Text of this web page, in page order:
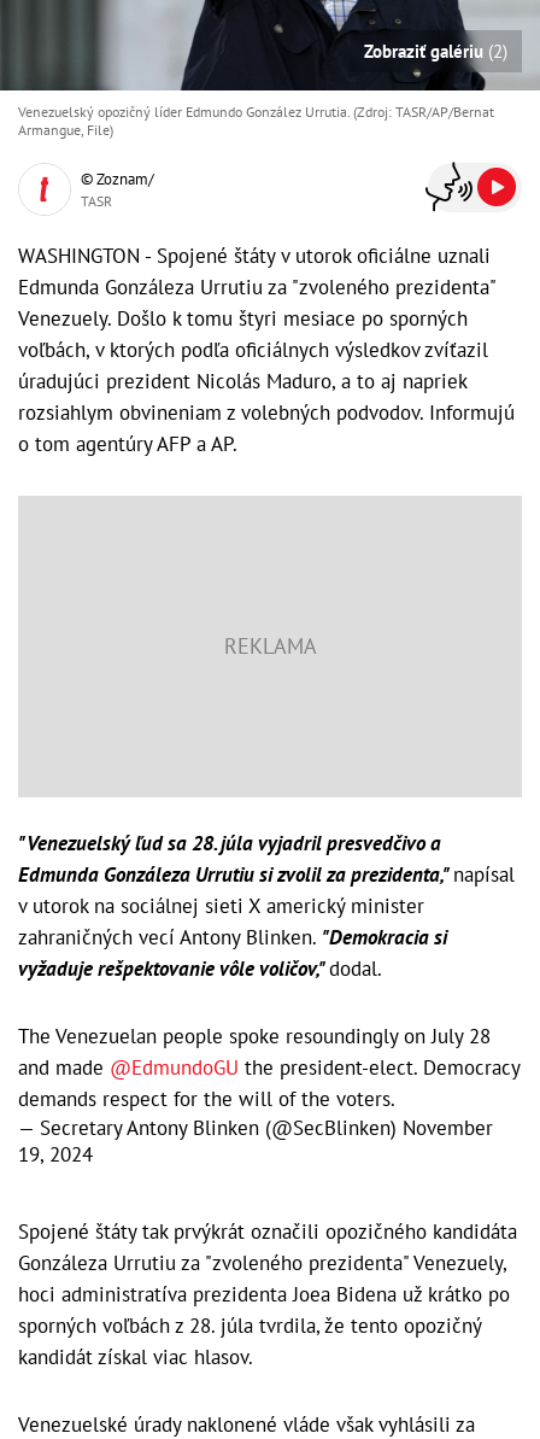
Zobraziť galériu (2)
Venezuelský opozičný líder Edmundo González Urrutia. (Zdroj: TASR/AP/Bernat
Armangue, File)
© Zoznam/
TASR
WASHINGTON - Spojené štáty v utorok oficiálne uznali
Edmunda Gonzáleza Urrutiu za "zvoleného prezidenta"
Venezuely. Došlo k tomu štyri mesiace po sporných
voľbách, v ktorých podľa oficiálnych výsledkov zvíťazil
úradujúci prezident Nicolás Maduro, a to aj napriek
rozsiahlym obvineniam z volebných podvodov. Informujú
o tom agentúry AFP a AP.
"Venezuelský ľud sa 28. júla vyjadril presvedčivo a
Edmunda Gonzáleza Urrutiu si zvolil za prezidenta,"napísal
v utorok na sociálnej sieti X americký minister
zahraničných vecí Antony Blinken. "Demokracia si
vyžaduje rešpektovanie vôle voličov,"dodal.
The Venezuelan people spoke resoundingly on July 28
and made @EdmundoGU the president-elect. Democracy
demands respect for the will of the voters.
— Secretary Antony Blinken (@SecBlinken) November
19, 2024
Spojené štáty tak prvýkrát označili opozičného kandidáta
Gonzáleza Urrutiu za "zvoleného prezidenta" Venezuely,
hoci administratíva prezidenta Joea Bidena už krátko po
sporných voľbách z 28. júla tvrdila, že tento opozičný
kandidát získal viac hlasov.
Venezuelské úrady naklonené vláde však vyhlásili za